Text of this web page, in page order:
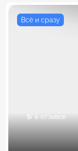
Всё и сразу
5/ 6 отзывов